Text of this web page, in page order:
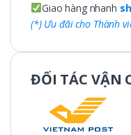
Giao hàng nhanh
(*) Ưu đãi cho Thành
ĐỐI TÁC VẬN